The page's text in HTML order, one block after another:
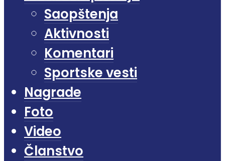
Saopštenja
Aktivnosti
Komentari
Sportske vesti
Nagrade
Foto
Video
Članstvo